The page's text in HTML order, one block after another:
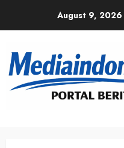
August 9, 2026